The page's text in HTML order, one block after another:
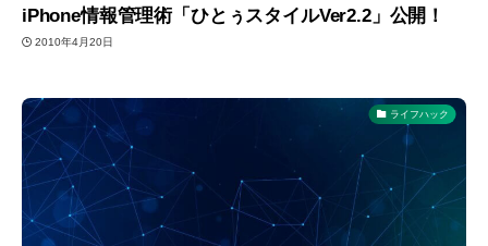
iPhone情報管理術「ひとぅスタイルVer2.2」公開！
2010年4月20日
ライフハック